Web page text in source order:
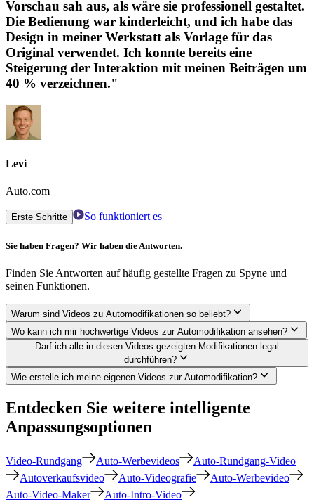
Vorschau sah aus, als wäre sie professionell gestaltet.
Die Bedienung war kinderleicht, und ich habe das
Design in meiner Werkstatt als Vorlage für das
Original verwendet. Ich konnte bereits eine
Steigerung der Interaktion mit meinen Beiträgen um
40 % verzeichnen."
Levi
Auto.com
Erste Schritte So funktioniert es
Sie haben Fragen? Wir haben die Antworten.
Finden Sie Antworten auf häufig gestellte Fragen zu Spyne und
seinen Funktionen.
Warum sind Videos zu Automodifikationen so beliebt?
Wo kann ich mir hochwertige Videos zur Automodifikation ansehen?
Darf ich alle in diesen Videos gezeigten Modifikationen legal
durchführen?
Wie erstelle ich meine eigenen Videos zur Automodifikation?
Entdecken Sie weitere intelligente
Anpassungsoptionen
Video-Rundgang Auto-Werbevideos
Auto-Rundgang-Video
Autoverkaufsvideo
Auto-Videografie
Auto-Werbevideo
Auto-Video-Maker
Auto-Intro-Video